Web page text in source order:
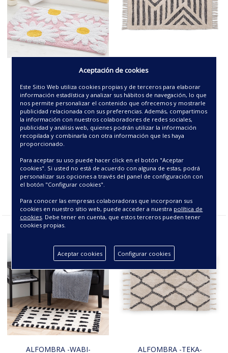
ALFOMBRA -MARGARITA-
21.00€
ALFOMBRA -ALOS-
18.38€
ALFOMBRA -WABI- ALFOMBRA -TEKA-
Aceptación de cookies
Este Sitio Web utiliza cookies propias y de terceros para elaborar
información estadística y analizar sus hábitos de navegación, lo que
nos permite personalizar el contenido que ofrecemos y mostrarle
publicidad relacionada con sus preferencias. Además, compartimos
la información con nuestros colaboradores de redes sociales,
publicidad y análisis web, quienes podrán utilizar la información
recopilada y combinarla con otra información que les haya
proporcionado.
Para aceptar su uso puede hacer click en el botón "Aceptar
cookies". Si usted no está de acuerdo con alguna de estas, podrá
personalizar sus opciones a través del panel de configuración con
el botón "Configurar cookies".
Para conocer las empresas colaboradoras que incorporan sus
cookies en nuestro sitio web, puede acceder a nuestra política de
cookies. Debe tener en cuenta, que estos terceros pueden tener
cookies propias.
Aceptar cookies Configurar cookies